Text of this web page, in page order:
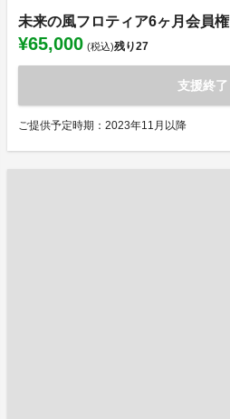
未来の風フロティア6ヶ月会員権
¥65,000 (税込)残り27
支援終了
ご提供予定時期：2023年11月以降